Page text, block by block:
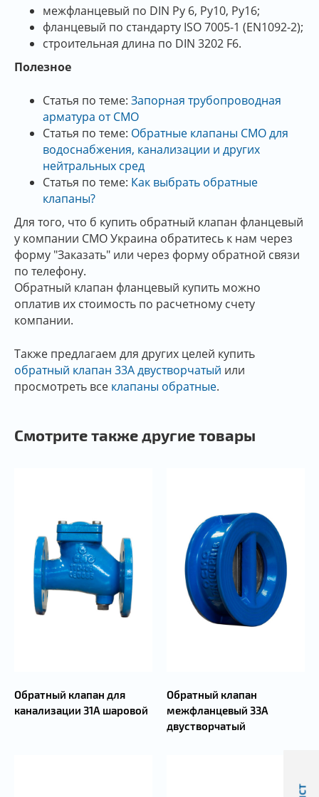
межфланцевый по DIN Py 6, Py10, Py16;
фланцевый по стандарту ISO 7005-1 (EN1092-2);
строительная длина по DIN 3202 F6.
Полезное
Статья по теме: Запорная трубопроводная
арматура от СМО
Статья по теме: Обратные клапаны СМО для
водоснабжения, канализации и других
нейтральных сред
Статья по теме: Как выбрать обратные
клапаны?
Для того, что б купить обратный клапан фланцевый
у компании СМО Украина обратитесь к нам через
форму "Заказать" или через форму обратной связи
по телефону.
Обратный клапан фланцевый купить можно
оплатив их стоимость по расчетному счету
компании.
Также предлагаем для других целей купить
обратный клапан 33А двустворчатый или
просмотреть все клапаны обратные.
Смотрите также другие товары
Обратный клапан для
канализации 31А шаровой
Обратный клапан
межфланцевый 33А
двустворчатый